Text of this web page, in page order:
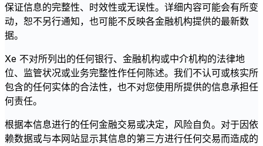
保证信息的完整性、时效性或无误性。详细内容可能会有所变
动，恕不另行通知，也可能不反映各金融机构提供的最新数
据。
Xe 不对所列出的任何银行、金融机构或中介机构的法律地
位、监管状况或业务完整性作任何陈述。我们不认可或核实所
包含的任何实体的合法性，也不对您使用所提供的信息承担任
何责任。
根据本信息进行的任何金融交易或决定，风险自负。对于因依
赖数据或与本网站显示其信息的第三方进行任何交易而造成的